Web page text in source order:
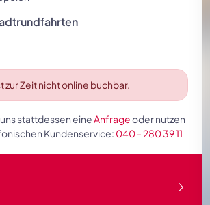
zur Zeit nicht online buchbar.
stattdessen eineAnfrageoder nutzen
Kundenservice: 040 - 280 39 11